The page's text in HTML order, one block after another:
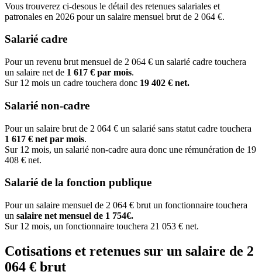
Vous trouverez ci-desous le détail des retenues salariales et
patronales en 2026 pour un salaire mensuel brut de 2 064 €.
Salarié cadre
Pour un revenu brut mensuel de 2 064 € un salarié cadre touchera
un salaire net de 1 617 € par mois.
Sur 12 mois un cadre touchera donc 19 402 € net.
Salarié non-cadre
Pour un salaire brut de 2 064 € un salarié sans statut cadre touchera
1 617 € net par mois.
Sur 12 mois, un salarié non-cadre aura donc une rémunération de 19
408 € net.
Salarié de la fonction publique
Pour un salaire mensuel de 2 064 € brut un fonctionnaire touchera
un salaire net mensuel de 1 754€.
Sur 12 mois, un fonctionnaire touchera 21 053 € net.
Cotisations et retenues sur un salaire de 2
064 € brut